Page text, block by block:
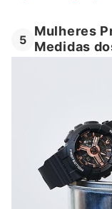
5
Mulheres
Medidas